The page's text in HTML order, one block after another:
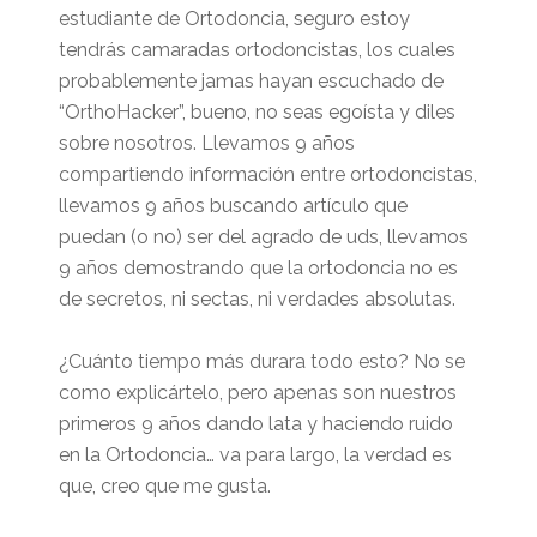
estudiante de Ortodoncia, seguro estoy
tendrás camaradas ortodoncistas, los cuales
probablemente jamas hayan escuchado de
“OrthoHacker”, bueno, no seas egoísta y diles
sobre nosotros. Llevamos 9 años
compartiendo información entre ortodoncistas,
llevamos 9 años buscando artículo que
puedan (o no) ser del agrado de uds, llevamos
9 años demostrando que la ortodoncia no es
de secretos, ni sectas, ni verdades absolutas.
¿Cuánto tiempo más durara todo esto? No se
como explicártelo, pero apenas son nuestros
primeros 9 años dando lata y haciendo ruido
en la Ortodoncia… va para largo, la verdad es
que, creo que me gusta.